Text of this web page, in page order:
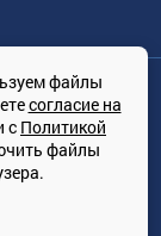
ОГРН:
Медиков, 7
и
РФ
файлы
согласие на
с Политикой
файлы